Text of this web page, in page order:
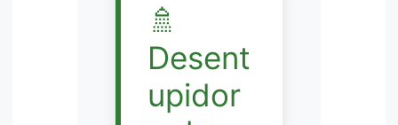
🚿
Desent
upidor